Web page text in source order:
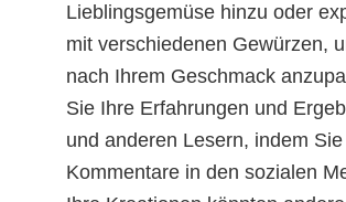
Lieblingsgemüse hinzu oder
mit verschiedenen Gewürzen,
nach Ihrem Geschmack
Sie Ihre Erfahrungen und
und anderen Lesern, indem
Kommentare in den sozialen